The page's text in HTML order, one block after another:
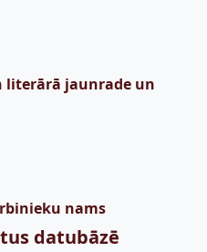
literārā jaunrade un
nams
datubāzē